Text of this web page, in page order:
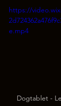
https://
e.mp4
Dogtablet -